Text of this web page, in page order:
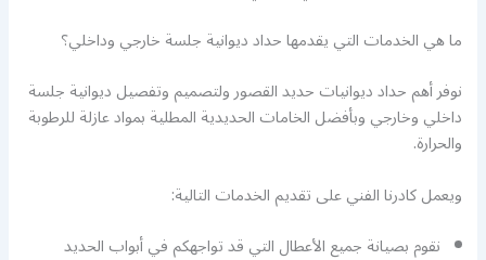
ما هي الخدمات التي يقدمها حداد ديوانية جلسة خارجي وداخلي؟
نوفر أهم حداد ديوانيات حديد القصور ولتصميم وتفصيل ديوانية جلسة
داخلي وخارجي وبأفضل الخامات الحديدية المطلية بمواد عازلة للرطوبة
والحرارة.
ويعمل كادرنا الفني على تقديم الخدمات التالية:
نقوم بصيانة جميع الأعطال التي قد تواجهكم في أبواب الحديد